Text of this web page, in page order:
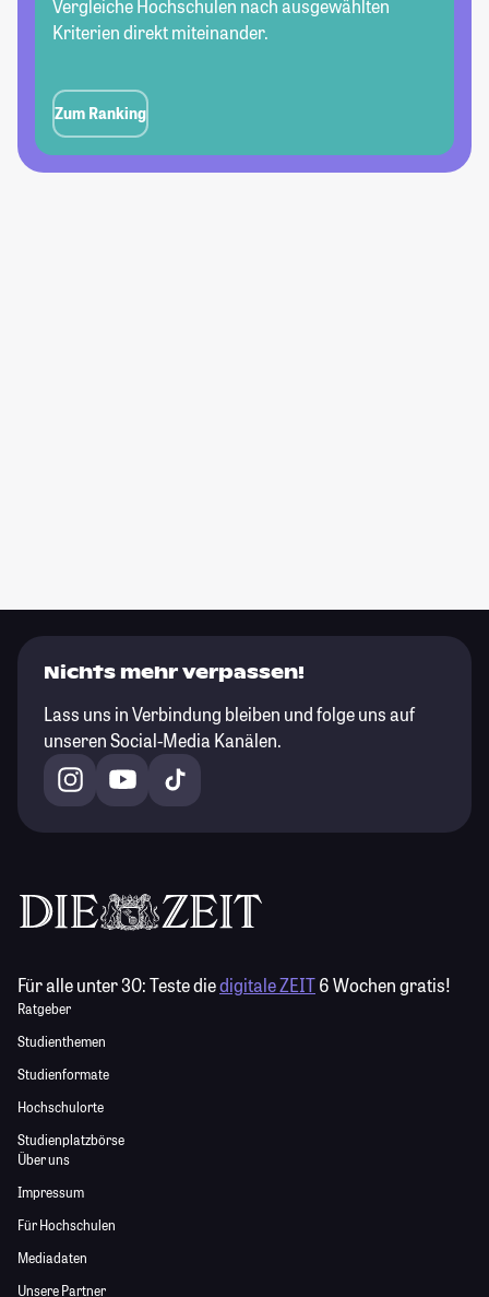
Vergleiche Hochschulen nach ausgewählten
Kriterien direkt miteinander.
Zum Ranking
Nichts mehr verpassen!
Lass uns in Verbindung bleiben und folge uns auf
unseren Social-Media Kanälen.
Für alle unter 30:Teste diedigitale ZEIT6 Wochen gratis!
Ratgeber
Studienthemen
Studienformate
Hochschulorte
Studienplatzbörse
Über uns
Impressum
Für Hochschulen
Mediadaten
Unsere Partner